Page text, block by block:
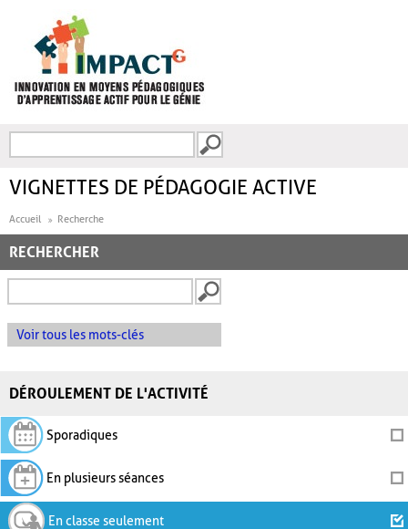
FORMULAIRE DE
VIGNETTES DE PÉDAGOGIE ACTIVE
Accueil Recherche
RECHERCHER
Voir tous les mots-clés
DÉROULEMENT DE L'ACTIVITÉ
Sporadiques
En plusieurs séances
En classe seulement